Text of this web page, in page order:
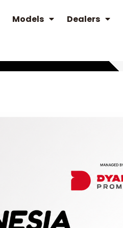
Models Dealers